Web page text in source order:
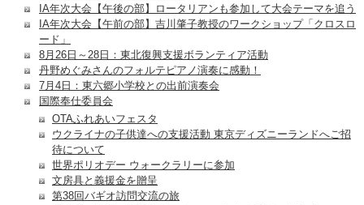
IA年次大会【午後の部】ロータリアンも参加して大会テーマを追う
IA年次大会【午前の部】吉川肇子教授のワークショップ「クロスロ
ード」
8月26日～28日：東北復興支援ボランティア活動
丹野めぐみさんのフォルテピアノ演奏に感動！
7月4日：東六郷小学校との出前演奏会
国際奉仕委員会
OTAふれあいフェスタ
ウクライナの子供達への支援活動 東京ディズニーランドへご招
待について
世界ポリオデー ウォークラリーに参加
文房具と義援金を贈呈
第38回バギオ訪問交流の旅